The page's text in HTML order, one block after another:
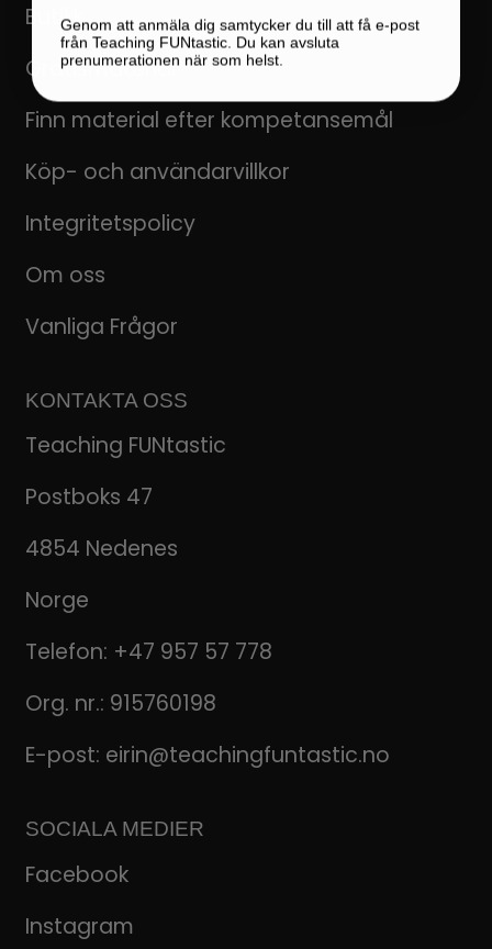
Butikk
Gratismaterial
Finn material efter kompetansemål
Köp- och användarvillkor
Integritetspolicy
Om oss
Vanliga Frågor
KONTAKTA OSS
Teaching FUNtastic
Postboks 47
4854 Nedenes
Norge
Telefon: +47 957 57 778
Org. nr.: 915760198
E-post: eirin@teachingfuntastic.no
SOCIALA MEDIER
Facebook
Instagram
Genom att anmäla dig samtycker du till att få e-post
från Teaching FUNtastic. Du kan avsluta
prenumerationen när som helst.